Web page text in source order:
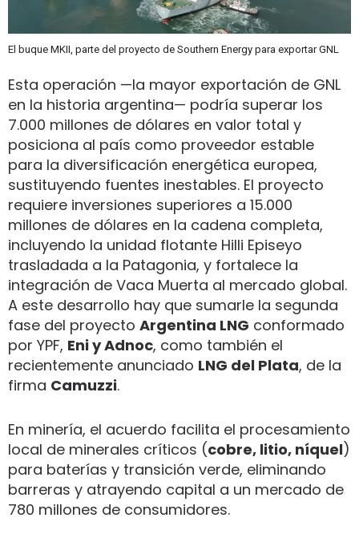
El buque MKII, parte del proyecto de Southern Energy para exportar GNL
Esta operación —la mayor exportación de GNL
en la historia argentina— podría superar los
7.000 millones de dólares en valor total y
posiciona al país como proveedor estable
para la diversificación energética europea,
sustituyendo fuentes inestables. El proyecto
requiere inversiones superiores a 15.000
millones de dólares en la cadena completa,
incluyendo la unidad flotante Hilli Episeyo
trasladada a la Patagonia, y fortalece la
integración de Vaca Muerta al mercado global.
A este desarrollo hay que sumarle la segunda
fase del proyecto Argentina LNG conformado
por YPF, Eni y Adnoc, como también el
recientemente anunciado LNG del Plata, de la
firma Camuzzi.
En minería, el acuerdo facilita el procesamiento
local de minerales críticos (cobre, litio, níquel)
para baterías y transición verde, eliminando
barreras y atrayendo capital a un mercado de
780 millones de consumidores.